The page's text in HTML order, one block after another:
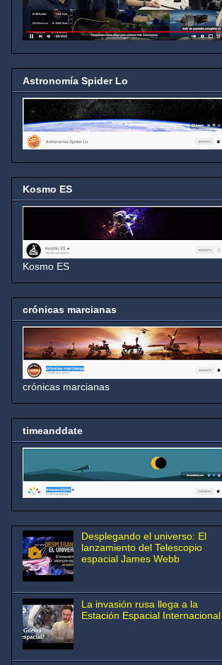
Astronomía Spider Lo
Kosmo ES
Kosmo ES
crónicas marcianas
crónicas marcianas
timeanddate
Desplegando el universo: El
lanzamiento del Telescopio
espacial James Webb
La invasión rusa llega a la
Estación Espacial Internacional